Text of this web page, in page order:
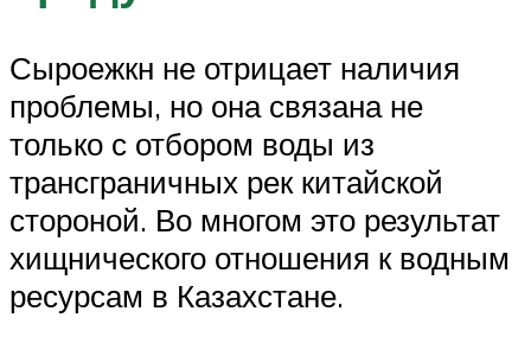
Сыроежкн не отрицает наличия
проблемы, но она связана не
только с отбором воды из
трансграничных рек китайской
стороной. Во многом это результат
хищнического отношения к водным
ресурсам в Казахстане.